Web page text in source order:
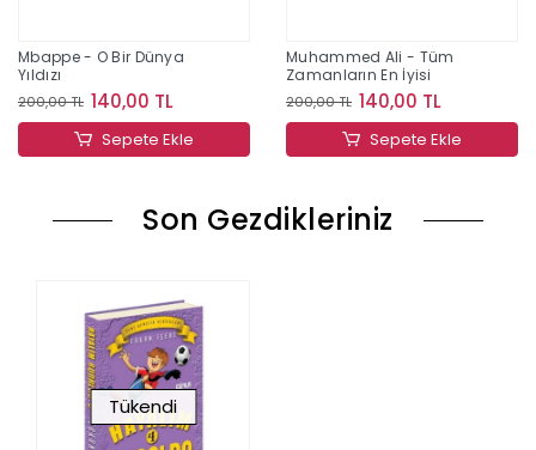
Mbappe - O Bir Dünya
Yıldızı
200,00 TL 140,00 TL
Sepete Ekle
Muhammed Ali - Tüm
Zamanların En İyisi
200,00 TL 140,00 TL
Sepete Ekle
Son Gezdikleriniz
Tükendi